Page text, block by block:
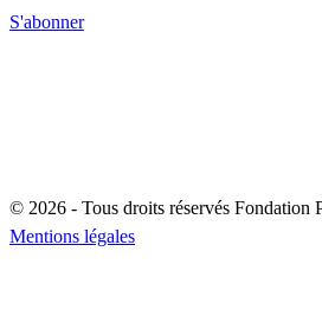
S'abonner
© 2026 - Tous droits réservés Fondation
Mentions légales